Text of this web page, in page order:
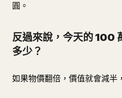
圓。
反過來說，今天的 100
多少？
如果物價翻倍，價值就會減半